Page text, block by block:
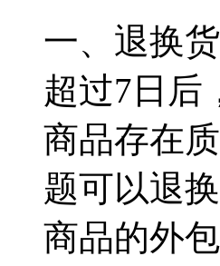
一、退换
超过7日后
商品存在
题可以退换
商品的外